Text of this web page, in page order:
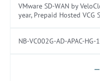
VMware SD-WAN by
year, Prepaid Hosted VCG
NB-VC002G-AD-APAC-HG-